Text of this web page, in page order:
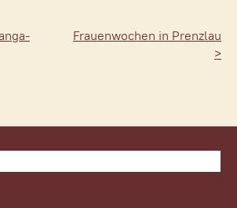
Frauenwochen in Prenzlau
>